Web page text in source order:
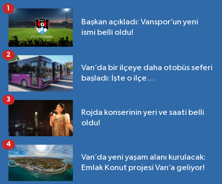
Başkan açıkladı: Vanspor’un yeni
ismi belli oldu!
1
Van’da bir ilçeye daha otobüs seferi
başladı: İşte o ilçe…
2
Rojda konserinin yeri ve saati belli
oldu!
3
Van’da yeni yaşam alanı kurulacak:
Emlak Konut projesi Van’a geliyor!
4